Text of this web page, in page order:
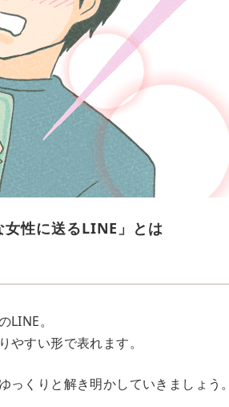
女性に送るLINE」とは
。
すい形で表れます。
っくりと解き明かしていきましょう